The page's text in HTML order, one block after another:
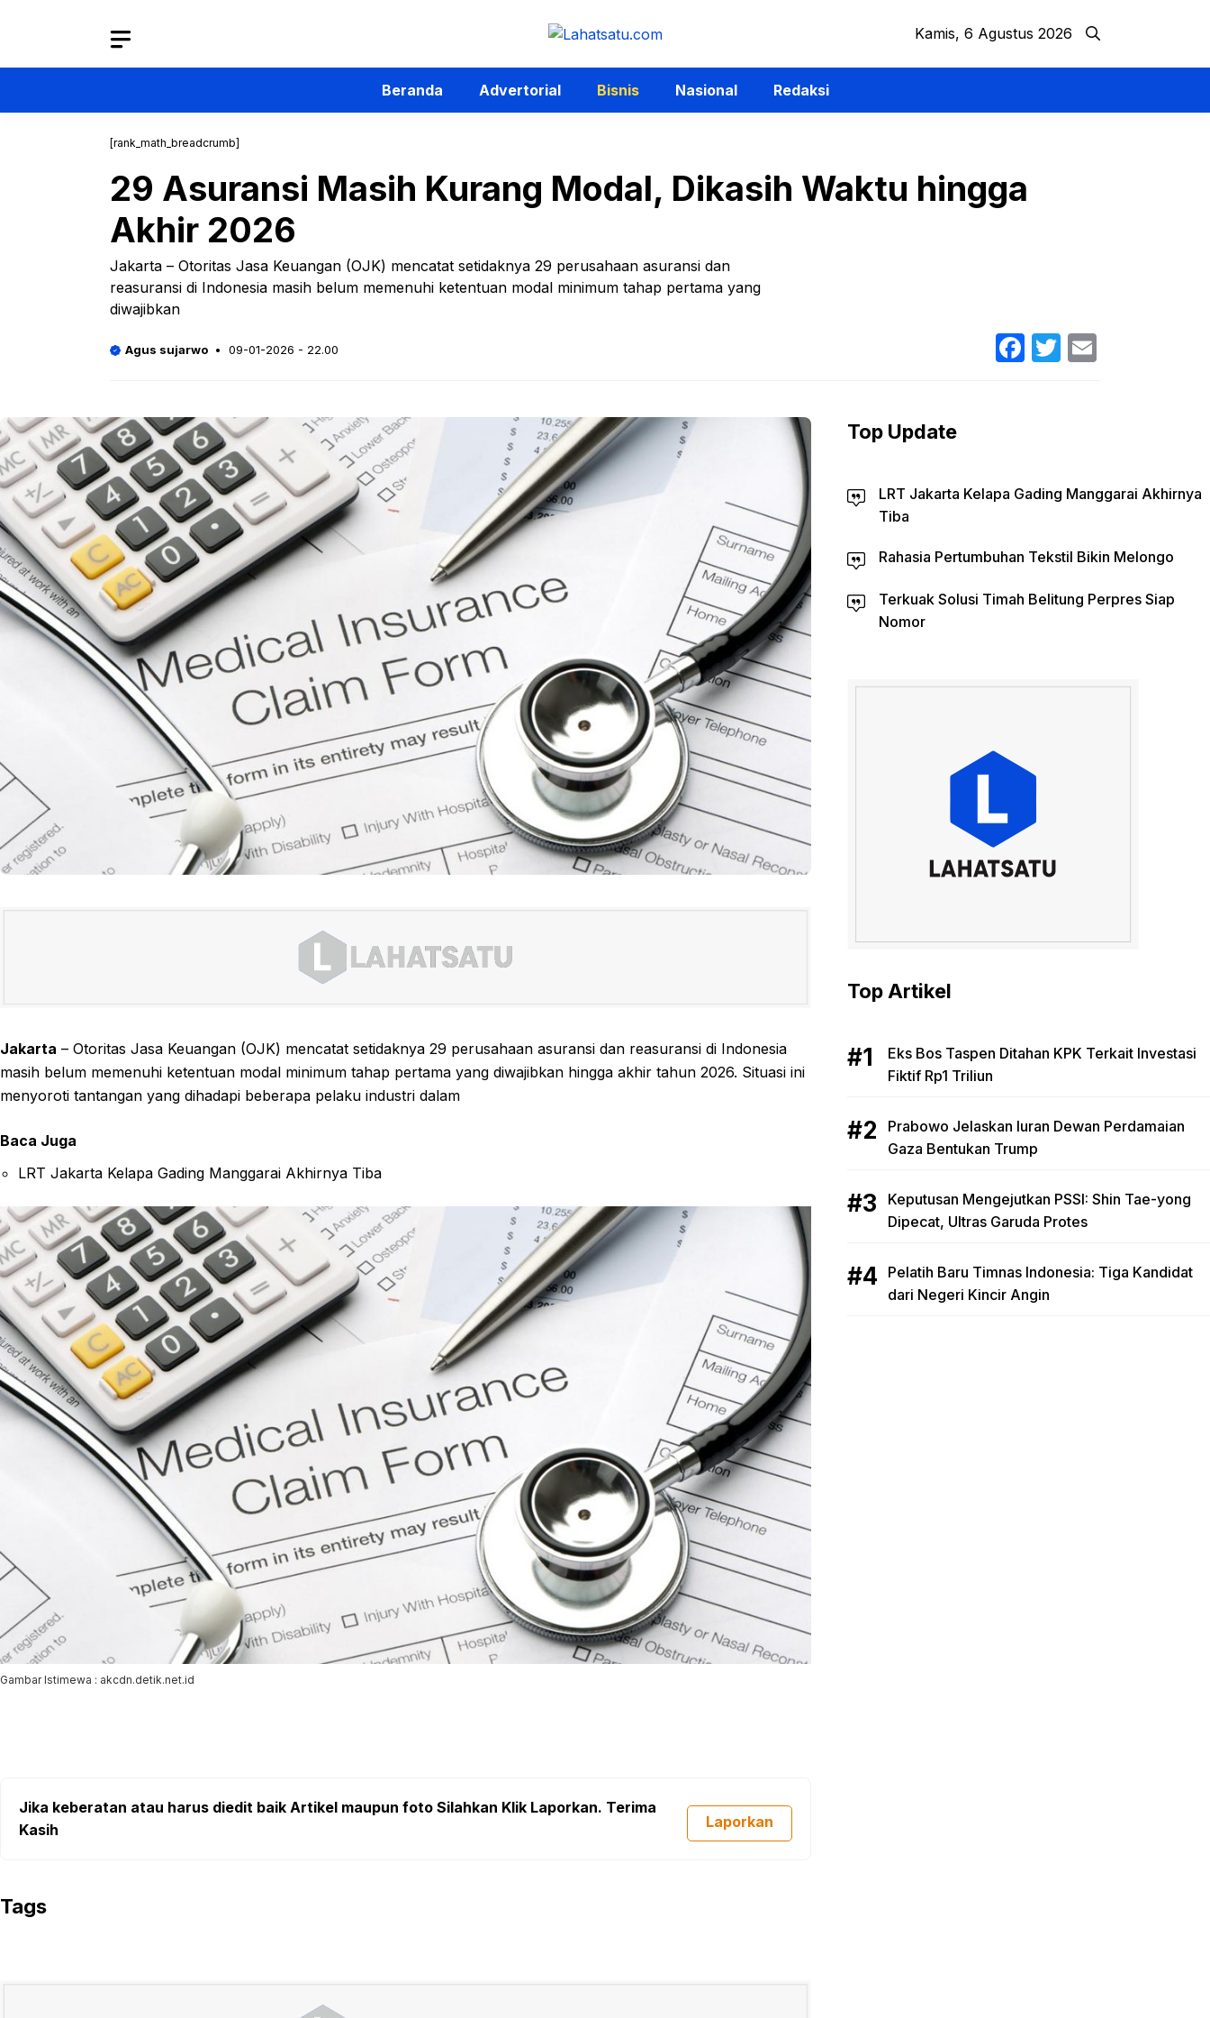
Kamis, 6 Agustus 2026
Beranda Advertorial Bisnis Nasional Redaksi
[rank_math_breadcrumb]
29 Asuransi Masih Kurang Modal, Dikasih Waktu hingga
Akhir 2026
Jakarta – Otoritas Jasa Keuangan (OJK) mencatat setidaknya 29 perusahaan asuransi dan
reasuransi di Indonesia masih belum memenuhi ketentuan modal minimum tahap pertama yang
diwajibkan
Agus sujarwo 09-01-2026 - 22.00 Facebook
Twitter
Jakarta – Otoritas Jasa Keuangan (OJK) mencatat setidaknya 29 perusahaan asuransi dan reasuransi di Indonesia
masih belum memenuhi ketentuan modal minimum tahap pertama yang diwajibkan hingga akhir tahun 2026. Situasi ini
menyoroti tantangan yang dihadapi beberapa pelaku industri dalam
Baca Juga
LRT Jakarta Kelapa Gading Manggarai Akhirnya Tiba
Gambar Istimewa : akcdn.detik.net.id
Jika keberatan atau harus diedit baik Artikel maupun foto Silahkan Klik Laporkan. Terima
Kasih
Laporkan
Tags
Top Update
LRT Jakarta Kelapa Gading Manggarai Akhirnya
Tiba
Rahasia Pertumbuhan Tekstil Bikin Melongo
Terkuak Solusi Timah Belitung Perpres Siap
Nomor
Top Artikel
Eks Bos Taspen Ditahan KPK Terkait Investasi
Fiktif Rp1 Triliun
Prabowo Jelaskan Iuran Dewan Perdamaian
Gaza Bentukan Trump
Keputusan Mengejutkan PSSI: Shin Tae-yong
Dipecat, Ultras Garuda Protes
Pelatih Baru Timnas Indonesia: Tiga Kandidat
dari Negeri Kincir Angin